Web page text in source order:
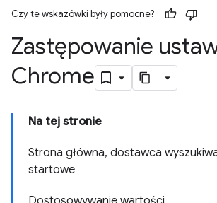
Czy te wskazówki były pomocne?
Zastępowanie
Chrome
Na tej stronie
Strona główna, dostawca
startowe